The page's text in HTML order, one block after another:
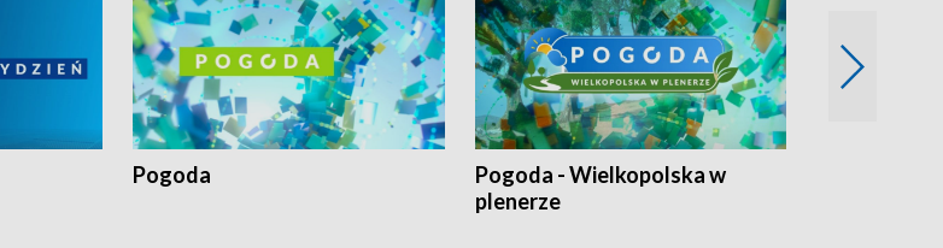
Pogoda
Pogoda - Wielkopolska w
plenerze